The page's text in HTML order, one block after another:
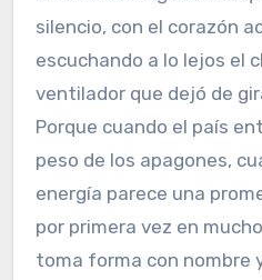
silencio, con el corazón
escuchando a lo lejos el
ventilador que dejó de
Porque cuando el país
peso de los apagones,
energía parece una
por primera vez en
toma forma con nombre